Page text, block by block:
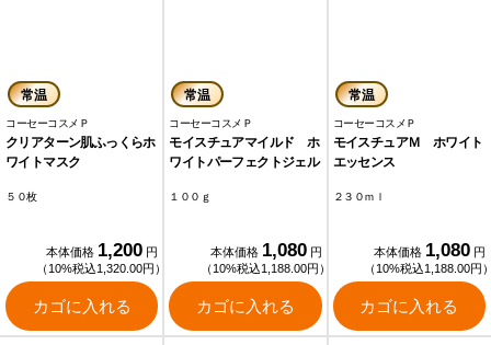
常温
コーセーコスメＰ
クリアターン肌ふっくらホ
ワイトマスク
５０枚
本体価格 1,200 円
（10%税込1,320.00円）
カゴに入れる
常温
コーセーコスメＰ
モイスチュアマイルド ホ
ワイトパーフェクトジェル
１００ｇ
本体価格 1,080 円
（10%税込1,188.00円）
カゴに入れる
常温
コーセーコスメＰ
モイスチュアＭ ホワイト
エッセンス
２３０ｍｌ
本体価格 1,080 円
（10%税込1,188.00円
カゴに入れる